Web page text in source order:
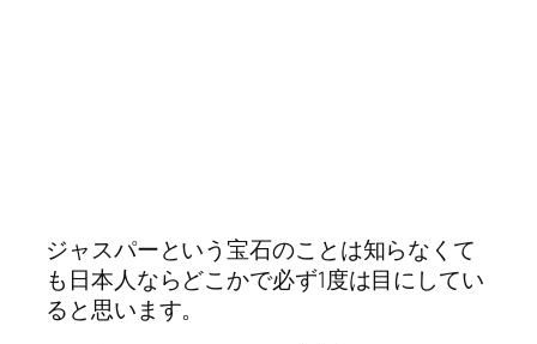
ジャスパーという宝石のことは知らなくて
も日本人ならどこかで必ず1度は目にしてい
ると思います。